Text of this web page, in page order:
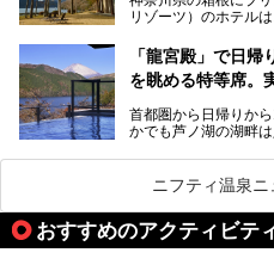
など、“非日常”を味
う」という人も多い
そこで今回は、神奈
業」「駅近」など、
今の気分にぴったり
リゾーツ）のホテル
「箱根仙石原プリン
「ザ・プリンス 箱根
プ（旗艦）に位置づ
昭和の日本を代表す
に建てた桃源郷のよ
提供元：株式会社西
【PR】
この記事はザ・プリ
「龍宮殿」で日
を眺める特等席。
首都圏から日帰りか
かでも芦ノ湖の湖畔
が楽しめるまさに眺
そしてここは全24室
して宿泊もできます
加えて、朝6時からの
のお風呂が利用でき
ニフティ温泉
おすすめのアクティビテ